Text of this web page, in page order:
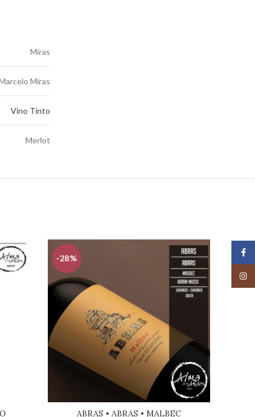
Miras
Miras
Vino Tinto
Merlot
-28%
ABRAS • ABRAS • MALBEC
-